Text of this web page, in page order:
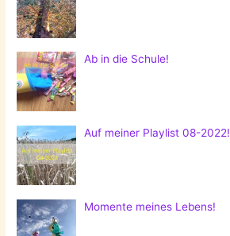
Ab in die Schule!
Auf meiner Playlist 08-2022!
Momente meines Lebens!